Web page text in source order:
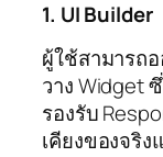
1. UI Builder
ผู้ใช้สามารถ
วาง Widget
รองรับ
เคียงของจริง